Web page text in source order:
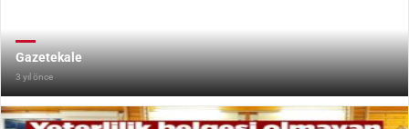
Gazetekale
3 yıl önce